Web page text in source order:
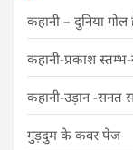
कहानी – दुनिया
कहानी-प्रकाश
कहानी-उड़ान -सनत
गुड़दुम के कवर पेज